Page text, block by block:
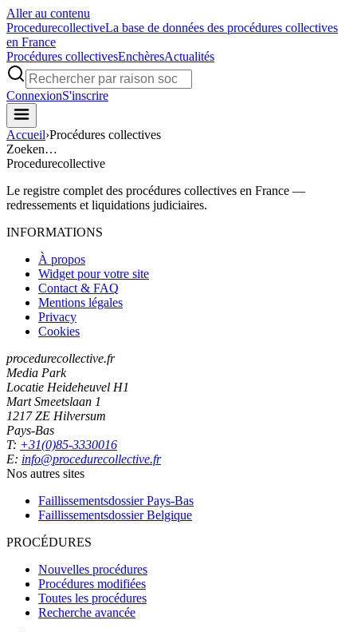
Aller au contenu
ProcedurecollectiveLa base de données des procédures collectives
en France
Procédures collectivesEnchèresActualités
ConnexionS'inscrire
Accueil›Procédures collectives
Zoeken…
Procedurecollective
Le registre complet des procédures collectives en France —
redressements et liquidations judiciaires.
INFORMATIONS
À propos
Widget pour votre site
Contact & FAQ
Mentions légales
Privacy
Cookies
procedurecollective.fr
Media Park
Locatie Heideheuvel H1
Mart Smeetslaan 1
1217 ZE Hilversum
Pays-Bas
T: +31(0)85-3330016
E: info@procedurecollective.fr
Nos autres sites
Faillissementsdossier Pays-Bas
Faillissementsdossier Belgique
PROCÉDURES
Nouvelles procédures
Procédures modifiées
Toutes les procédures
Recherche avancée